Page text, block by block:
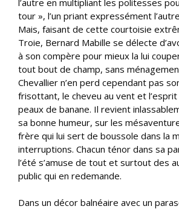
tour », l’un priant expressément
Mais, faisant de cette courtoisie
Troie, Bernard Mabille se délecte
à son compère pour mieux la lui
tout bout de champ, sans
Chevallier n’en perd cependant pas
frisottant, le cheveu au vent et
peaux de banane. Il revient
sa bonne humeur, sur les
frère qui lui sert de boussole dans la
interruptions. Chacun ténor dans sa
l’été s’amuse de tout et surtout des
public qui en redemande.
Dans un décor balnéaire avec un